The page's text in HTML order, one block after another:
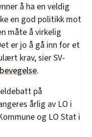
å ha en veldig
en god politikk mot
måte å virkelig
er jo å gå inn for et
krav, sier SV-
.
på
årlig av LO i
og LO Stat i